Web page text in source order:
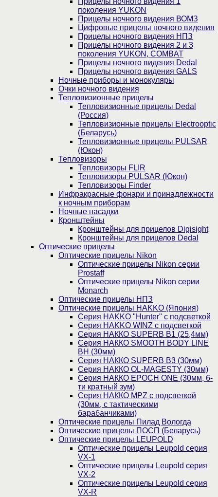
поколения YUKON
Прицелы ночного видения ВОМЗ
Цифровые прицелы ночного видения
Прицелы ночного видения НПЗ
Прицелы ночного видения 2 и 3
поколения YUKON, COMBAT
Прицелы ночного видения Dedal
Прицелы ночного видения GALS
Ночные приборы и монокуляры
Очки ночного видения
Тепловизионные прицелы
Тепловизионные прицелы Dedal
(Россия)
Тепловизионные прицелы Electrooptic
(Беларусь)
Тепловизионные прицелы PULSAR
(Юкон)
Тепловизоры
Тепловизоры FLIR
Тепловизоры PULSAR (Юкон)
Тепловизоры Finder
Инфракрасные фонари и принадлежности
к ночным приборам
Ночные насадки
Кронштейны
Кронштейны для прицелов Digisight
Кронштейны для прицелов Dedal
Оптические прицелы
Оптические прицелы Nikon
Оптические прицелы Nikon серии
Prostaff
Оптические прицелы Nikon серии
Monarch
Оптические прицелы НПЗ
Оптические прицелы HAKKO (Япония)
Cерия HAKKO "Hunter" с подсветкой
Серия НAKKO WINZ с подсветкой
Серия НАККО SUPERB B1 (25,4мм)
Серия НАККО SMOOTH BODY LINE
BH (30мм)
Серия НАККО SUPERB B3 (30мм)
Серия НАККО OL-MAGESTY (30мм)
Серия НАККО EPOCH ONE (30мм, 6-
ти кратный зум)
Серия НАККО MPZ с подсветкой
(30мм, c тактическими
барабанчиками)
Оптические прицелы Пилад Вологда
Оптические прицелы ПОСП (Беларусь)
Оптические прицелы LEUPOLD
Оптические прицелы Leupold серия
VX-1
Оптические прицелы Leupold серия
VX-2
Оптические прицелы Leupold серия
VX-R